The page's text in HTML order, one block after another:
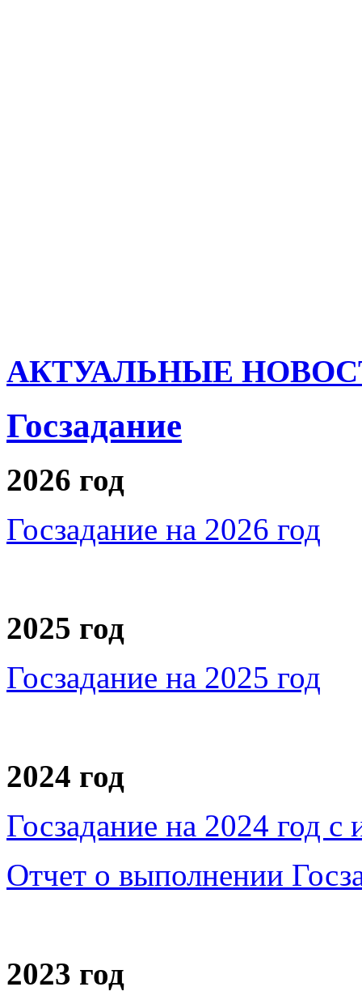
АКТУАЛЬНЫЕ
Госзадание
2026 год
Госзадание на 2026 год
2025 год
Госзадание на 2025 год
2024 год
Госзадание на 2024 год
Отчет о выполнении
2023 год